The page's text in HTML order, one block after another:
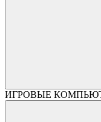
ИГРОВЫЕ